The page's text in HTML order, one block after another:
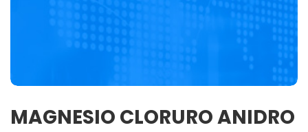
MAGNESIO CLORURO ANIDRO